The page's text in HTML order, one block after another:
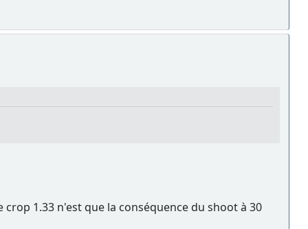
1.33 n'est que la conséquence du shoot à 30